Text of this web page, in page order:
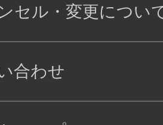
セル・変更につい
合わせ